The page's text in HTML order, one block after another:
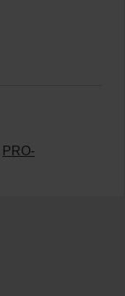
PRO-